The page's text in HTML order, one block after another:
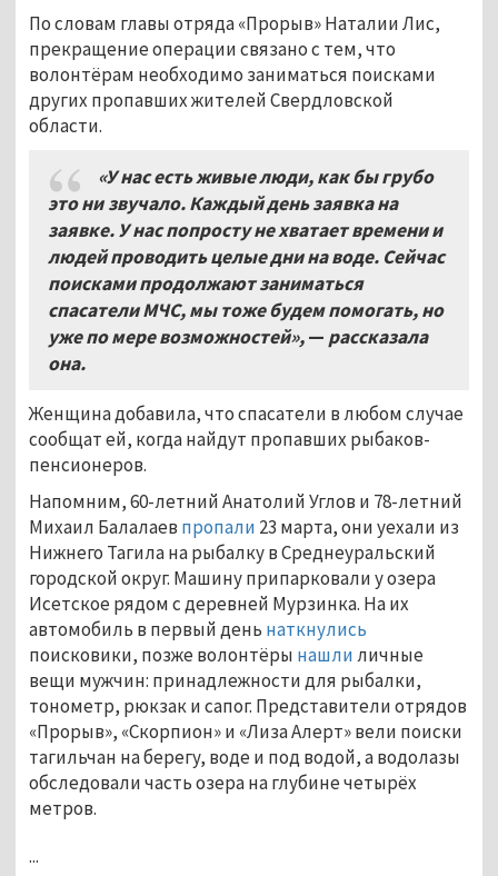
По словам главы отряда «Прорыв» Наталии Лис,
прекращение операции связано с тем, что
волонтёрам необходимо заниматься поисками
других пропавших жителей Свердловской
области.
«У нас есть живые люди, как бы грубо
это ни звучало. Каждый день заявка на
заявке. У нас попросту не хватает времени и
людей проводить целые дни на воде. Сейчас
поисками продолжают заниматься
спасатели МЧС, мы тоже будем помогать, но
уже по мере возможностей»,— рассказала
она.
Женщина добавила, что спасатели в любом случае
сообщат ей, когда найдут пропавших рыбаков-
пенсионеров.
Напомним, 60-летний Анатолий Углов и 78-летний
Михаил Балалаев пропали 23 марта, они уехали из
Нижнего Тагила на рыбалку в Среднеуральский
городской округ. Машину припарковали у озера
Исетское рядом с деревней Мурзинка. На их
автомобиль в первый день наткнулись
поисковики, позже волонтёры нашлиличные
вещи мужчин: принадлежности для рыбалки,
тонометр, рюкзак и сапог. Представители отрядов
«Прорыв», «Скорпион» и «Лиза Алерт» вели поиски
тагильчан на берегу, воде и под водой, а водолазы
обследовали часть озера на глубине четырёх
метров.
...